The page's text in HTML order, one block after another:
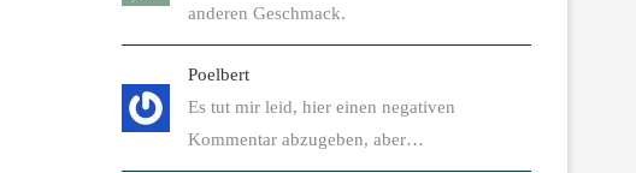
anderen Geschmack.
Poelbert
Es tut mir leid, hier einen negativen
Kommentar abzugeben, aber…